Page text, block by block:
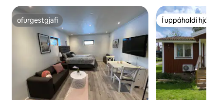
ofurgestgjafi
ofurgestgjafi Í uppáhaldi hjá
Í uppáhaldi hjá